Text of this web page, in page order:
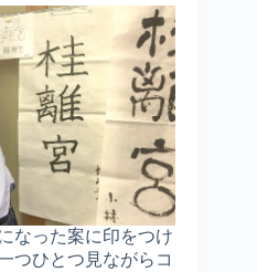
なった案に印をつけ
つひとつ見ながらコ